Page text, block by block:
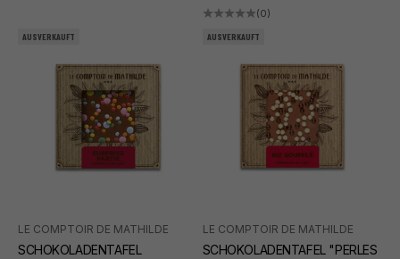
(0)
AUSVERKAUFT
LE COMPTOIR DE MATHILDE
SCHOKOLADENTAFEL
AUSVERKAUFT
LE COMPTOIR DE MATHILDE
SCHOKOLADENTAFEL "PERLES